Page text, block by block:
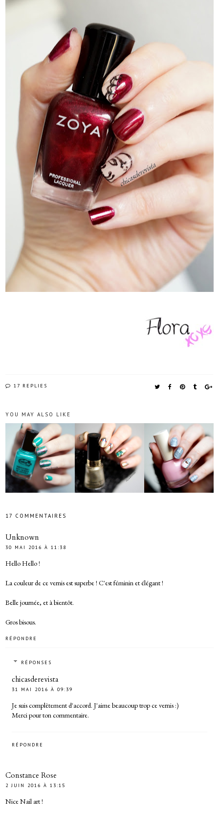
17 REPLIES
YOU MAY ALSO LIKE
17 COMMENTAIRES
Unknown
30 MAI 2016 À 11:38
Hello Hello !
La couleur de ce vernis est superbe ! C'est féminin et élégant !
Belle journée, et à bientôt.
Gros bisous.
RÉPONDRE
RÉPONSES
chicasderevista
31 MAI 2016 À 09:39
Je suis complètement d'accord. J'aime beaucoup trop ce vernis :)
Merci pour ton commentaire.
RÉPONDRE
Constance Rose
2 JUIN 2016 À 13:15
Nice Nail art !